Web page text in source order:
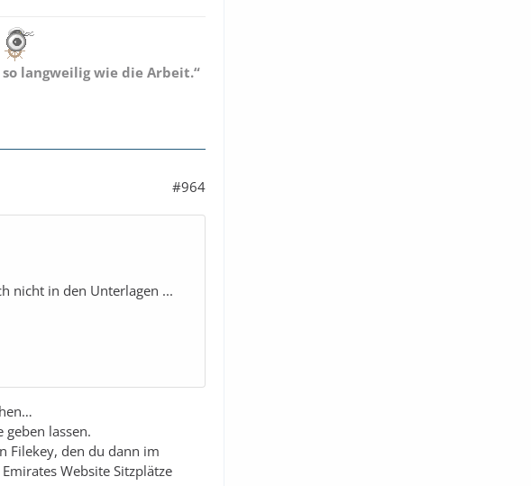
langweilig wie die Arbeit.“
#964
nicht in den Unterlagen ...
lassen.
Filekey, den du dann im
Website Sitzplätze